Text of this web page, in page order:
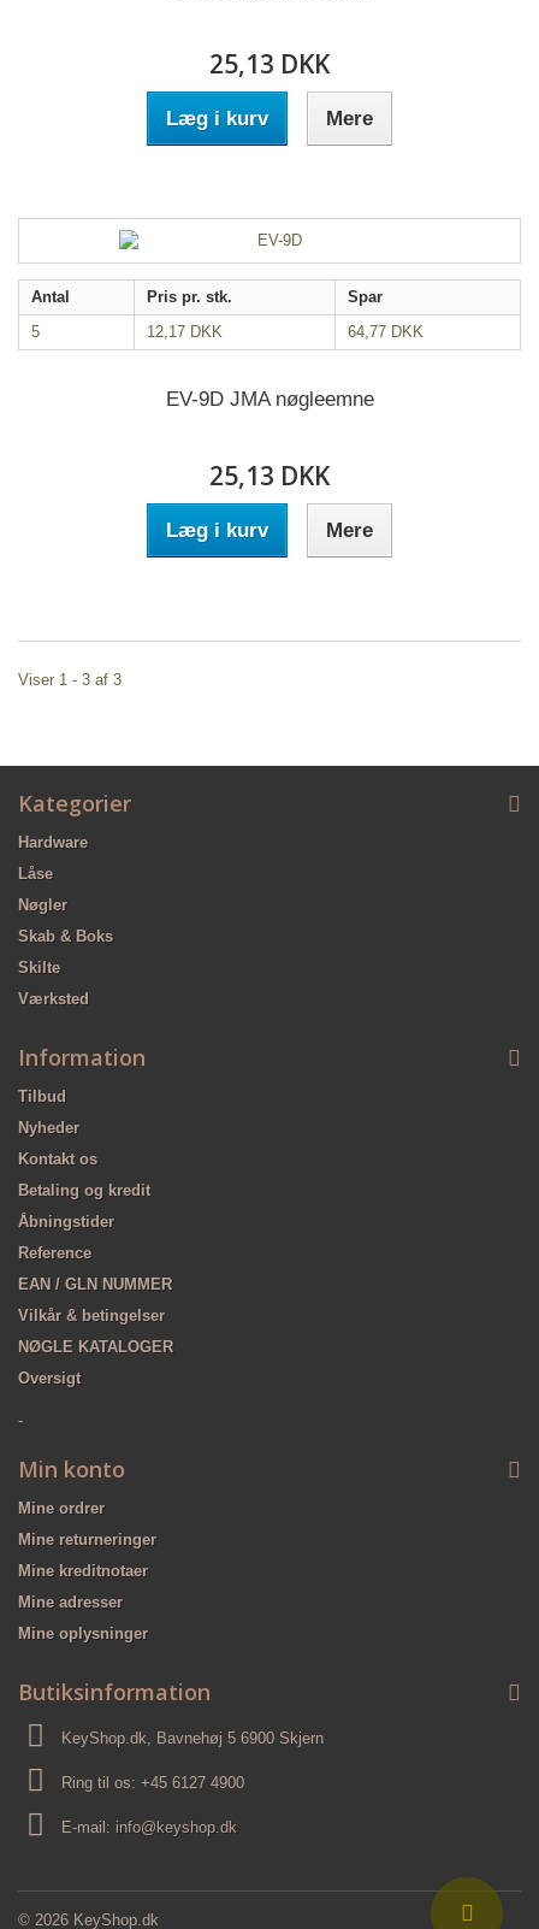
25,13 DKK
Læg i kurv Mere
Antal Pris pr. stk.
Spar
5
12,17 DKK 64,77 DKK
EV-9D JMA nøgleemne
25,13 DKK
Læg i kurv Mere
Viser 1 - 3 af 3
Kategorier
Hardware
Låse
Nøgler
Skab & Boks
Skilte
Værksted
Information
Tilbud
Nyheder
Kontakt os
Betaling og kredit
Åbningstider
Reference
EAN / GLN NUMMER
Vilkår & betingelser
NØGLE KATALOGER
Oversigt
-
© 2026 KeyShop.dk
Min konto
Mine ordrer
Mine returneringer
Mine kreditnotaer
Mine adresser
Mine oplysninger
Butiksinformation
KeyShop.dk, Bavnehøj 5 6900 Skjern
Ring til os: +45 6127 4900
E-mail: info@keyshop.dk